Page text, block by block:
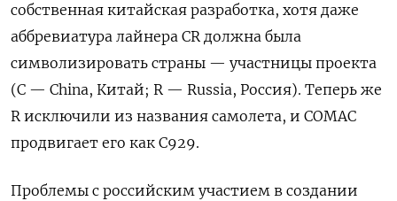
собственная китайская разработка, хотя даже
аббревиатура лайнера CR должна была
символизировать страны — участницы проекта
(C — China, Китай; R — Russia, Россия). Теперь же
R исключили из названия самолета, и COMAC
продвигает его как C929.
Проблемы с российским участием в создании